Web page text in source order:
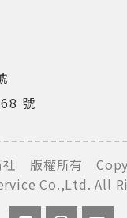
號
社 版權所有
Co.,Ltd. All